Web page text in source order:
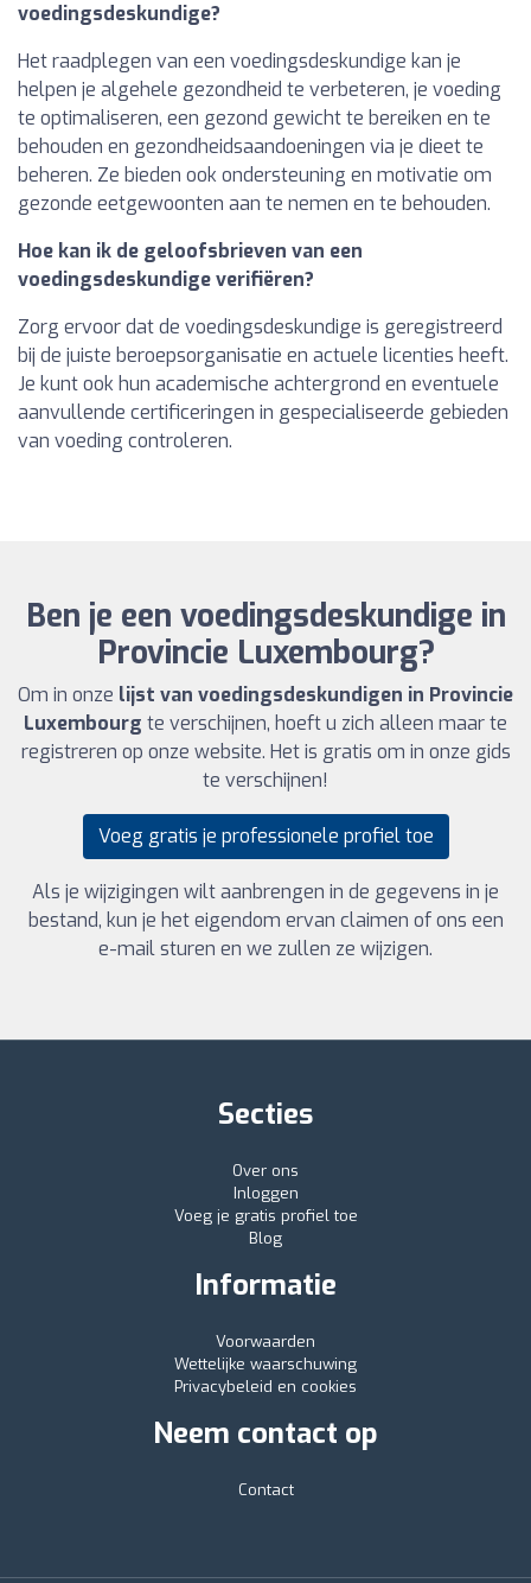
voedingsdeskundige?
Het raadplegen van een voedingsdeskundige kan je
helpen je algehele gezondheid te verbeteren, je voeding
te optimaliseren, een gezond gewicht te bereiken en te
behouden en gezondheidsaandoeningen via je dieet te
beheren. Ze bieden ook ondersteuning en motivatie om
gezonde eetgewoonten aan te nemen en te behouden.
Hoe kan ik de geloofsbrieven van een
voedingsdeskundige verifiëren?
Zorg ervoor dat de voedingsdeskundige is geregistreerd
bij de juiste beroepsorganisatie en actuele licenties heeft.
Je kunt ook hun academische achtergrond en eventuele
aanvullende certificeringen in gespecialiseerde gebieden
van voeding controleren.
Ben je een voedingsdeskundige in
Provincie Luxembourg?
Om in onze lijst van voedingsdeskundigen in Provincie
Luxembourg te verschijnen, hoeft u zich alleen maar te
registreren op onze website. Het is gratis om in onze gids
te verschijnen!
Voeg gratis je professionele profiel toe
Als je wijzigingen wilt aanbrengen in de gegevens in je
bestand, kun je het eigendom ervan claimen of ons een
e-mail sturen en we zullen ze wijzigen.
Secties
Over ons
Inloggen
Voeg je gratis profiel toe
Blog
Informatie
Voorwaarden
Wettelijke waarschuwing
Privacybeleid en cookies
Neem contact op
Contact